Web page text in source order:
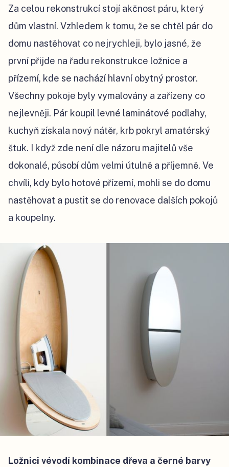
Za celou rekonstrukcí stojí akčnost páru, který
dům vlastní. Vzhledem k tomu, že se chtěl pár do
domu nastěhovat co nejrychleji, bylo jasné, že
první přijde na řadu rekonstrukce ložnice a
přízemí, kde se nachází hlavní obytný prostor.
Všechny pokoje byly vymalovány a zařízeny co
nejlevněji. Pár koupil levné laminátové podlahy,
kuchyň získala nový nátěr, krb pokryl amatérský
štuk. I když zde není dle názoru majitelů vše
dokonalé, působí dům velmi útulně a příjemně. Ve
chvíli, kdy bylo hotové přízemí, mohli se do domu
nastěhovat a pustit se do renovace dalších pokojů
a koupelny.
Ložnici vévodí kombinace dřeva a černé barvy